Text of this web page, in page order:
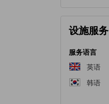
设施服务
服务语言
英语
韩语